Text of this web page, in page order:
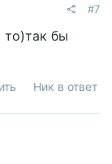
#7
то)так бы
Ник в ответ